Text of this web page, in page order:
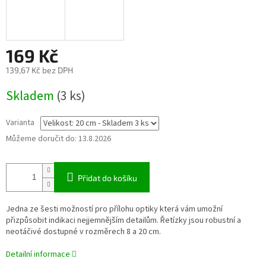
169 Kč
139,67 Kč bez DPH
cena:
Skladem (3 ks)
Varianta
Můžeme doručit do: 13.8.2026
Přidat do košíku
Jedna ze šesti možností pro přílohu optiky která vám umožní
přizpůsobit indikaci nejjemnějším detailům. Řetízky jsou robustní a
neotáčivé dostupné v rozměrech 8 a 20 cm.
Detailní informace